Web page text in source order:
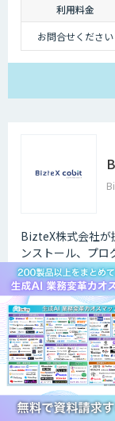
利用料金
お問合せください
BizteX株式会社
ンストール、プロ
動化
利用料金
月額 100,000円～